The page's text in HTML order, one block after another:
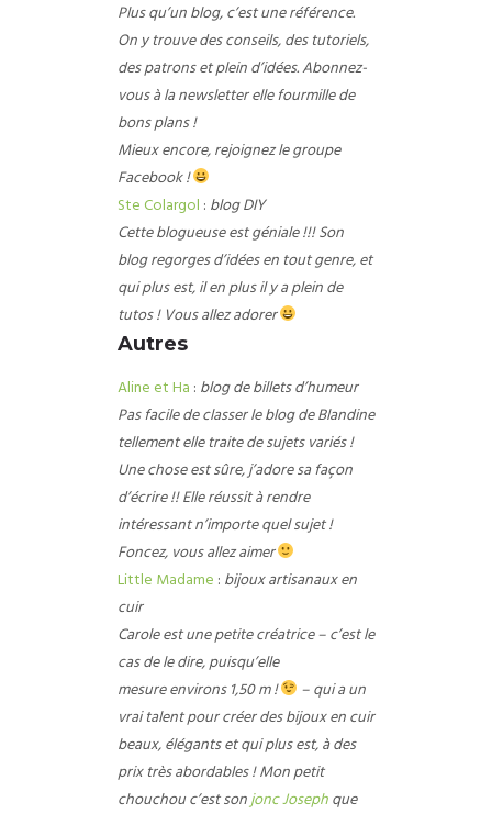
Plus qu’un blog, c’est une référence.
On y trouve des conseils, des tutoriels,
des patrons et plein d’idées. Abonnez-
vous à la newsletter elle fourmille de
bons plans !
Mieux encore, rejoignez le groupe
Facebook !
Ste Colargol : blog DIY
Cette blogueuse est géniale !!! Son
blog regorges d’idées en tout genre, et
qui plus est, il en plus il y a plein de
tutos ! Vous allez adorer
Autres
Aline et Ha : blog de billets d’humeur
Pas facile de classer le blog de Blandine
tellement elle traite de sujets variés !
Une chose est sûre, j’adore sa façon
d’écrire !! Elle réussit à rendre
intéressant n’importe quel sujet !
Foncez, vous allez aimer
Little Madame : bijoux artisanaux en
cuir
Carole est une petite créatrice – c’est le
cas de le dire, puisqu’elle
mesure environs 1,50 m !
– qui a un
vrai talent pour créer des bijoux en cuir
beaux, élégants et qui plus est, à des
prix très abordables ! Mon petit
chouchou c’est sonjonc Josephque